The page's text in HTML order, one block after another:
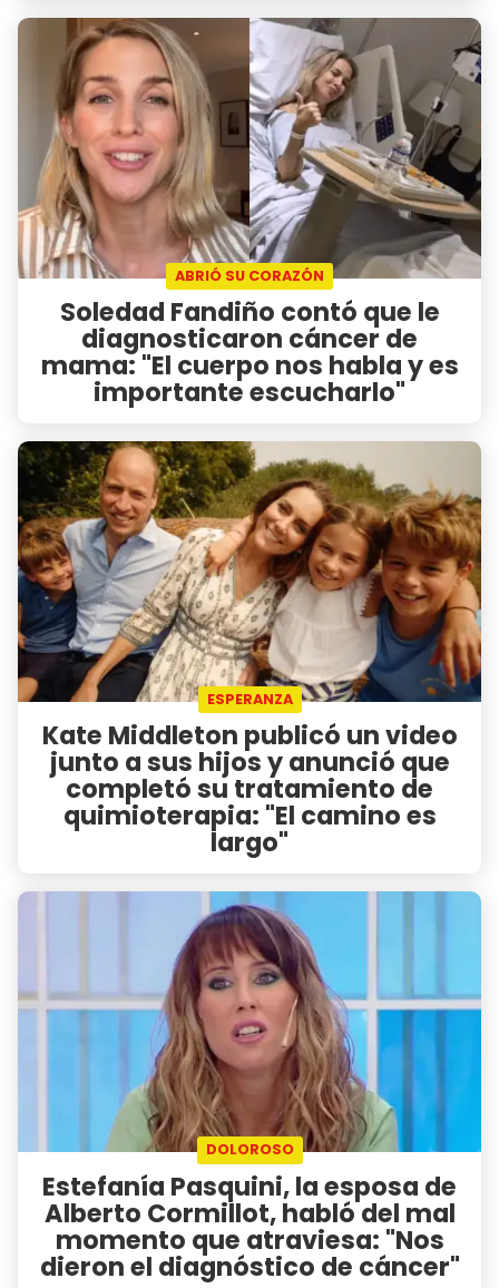
ABRIÓ SU CORAZÓN
Soledad Fandiño contó que le
diagnosticaron cáncer de
mama: "El cuerpo nos habla y es
importante escucharlo"
ESPERANZA
Kate Middleton publicó un video
junto a sus hijos y anunció que
completó su tratamiento de
quimioterapia: "El camino es
largo"
DOLOROSO
Estefanía Pasquini, la esposa de
Alberto Cormillot, habló del mal
momento que atraviesa: "Nos
dieron el diagnóstico de cáncer"